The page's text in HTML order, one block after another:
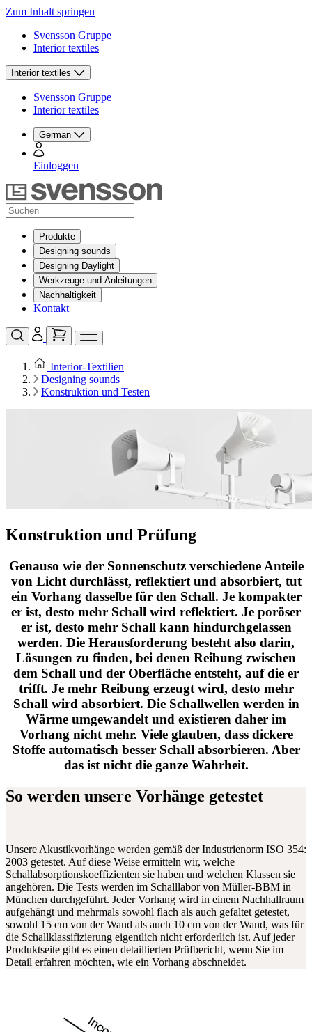
Zum Inhalt springen
Svensson Gruppe
Interior textiles
Interior textiles
Svensson Gruppe
Interior textiles
German
Einloggen
Produkte
Designing sounds
Designing Daylight
Werkzeuge und Anleitungen
Nachhaltigkeit
Kontakt
Interior‑Textilien
Designing sounds
Konstruktion und Testen
Konstruktion und Prüfung
Genauso wie der Sonnenschutz verschiedene Anteile
von Licht durchlässt, reflektiert und absorbiert, tut
ein Vorhang dasselbe für den Schall. Je kompakter
er ist, desto mehr Schall wird reflektiert. Je poröser
er ist, desto mehr Schall kann hindurchgelassen
werden. Die Herausforderung besteht also darin,
Lösungen zu finden, bei denen Reibung zwischen
dem Schall und der Oberfläche entsteht, auf die er
trifft. Je mehr Reibung erzeugt wird, desto mehr
Schall wird absorbiert. Die Schallwellen werden in
Wärme umgewandelt und existieren daher im
Vorhang nicht mehr. Viele glauben, dass dickere
Stoffe automatisch besser Schall absorbieren. Aber
das ist nicht die ganze Wahrheit.
So werden unsere Vorhänge getestet
Unsere Akustikvorhänge werden gemäß der Industrienorm ISO 354:
2003 getestet. Auf diese Weise ermitteln wir, welche
Schallabsorptionskoeffizienten sie haben und welchen Klassen sie
angehören. Die Tests werden im Schalllabor von Müller-BBM in
München durchgeführt. Jeder Vorhang wird in einem Nachhallraum
aufgehängt und mehrmals sowohl flach als auch gefaltet getestet,
sowohl 15 cm von der Wand als auch 10 cm von der Wand, was für
die Schallklassifizierung eigentlich nicht erforderlich ist. Auf jeder
Produktseite gibt es einen detaillierten Prüfbericht, wenn Sie im
Detail erfahren möchten, wie ein Vorhang abschneidet.